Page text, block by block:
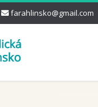
farahlinsko@gmail.com